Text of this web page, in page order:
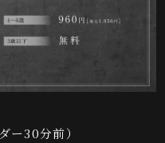
ー30分前）